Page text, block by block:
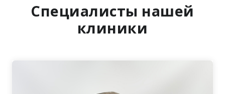
Специалисты нашей
клиники